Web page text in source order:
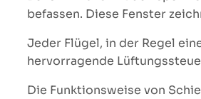
befassen. Diese Fenster
Jeder Flügel, in der Regel
hervorragende
Die Funktionsweise von